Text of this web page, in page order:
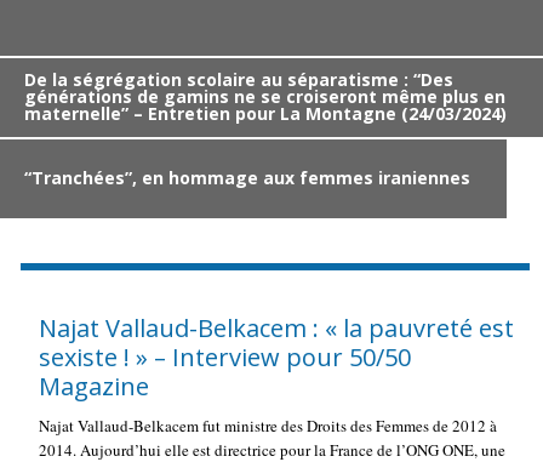
De la ségrégation scolaire au séparatisme : “Des
générations de gamins ne se croiseront même plus en
maternelle” – Entretien pour La Montagne (24/03/2024)
“Tranchées”, en hommage aux femmes iraniennes
Najat Vallaud-Belkacem : « la pauvreté est
sexiste ! » – Interview pour 50/50
Magazine
Najat Vallaud-Belkacem fut ministre des Droits des Femmes de 2012 à
2014. Aujourd’hui elle est directrice pour la France de l’ONG ONE, une